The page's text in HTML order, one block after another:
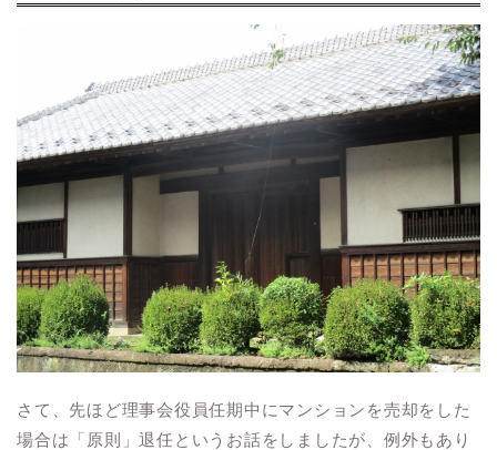
さて、先ほど理事会役員任期中にマンションを売却をした
場合は「原則」退任というお話をしましたが、例外もあり